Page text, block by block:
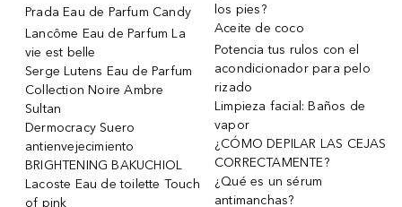
Prada Eau de Parfum Candy
Lancôme Eau de Parfum La
vie est belle
Serge Lutens Eau de Parfum
Collection Noire Ambre
Sultan
Dermocracy Suero
antienvejecimiento
BRIGHTENING BAKUCHIOL
Lacoste Eau de toilette Touch
of pink
los pies?
Aceite de coco
Potencia tus rulos con el
acondicionador para pelo
rizado
Limpieza facial: Baños de
vapor
¿CÓMO DEPILAR LAS CEJAS
CORRECTAMENTE?
¿Qué es un sérum
antimanchas?